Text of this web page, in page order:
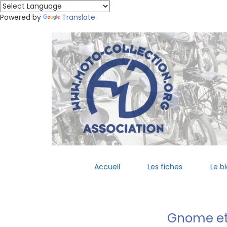
Powered by Translate
Accueil Les fiches Le
Gnome